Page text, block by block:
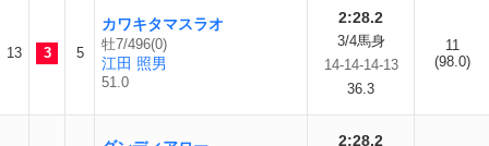
13 3 5
カワキタマスラオ
牡7/496(0)
江田 照男
51.0
2:28.2
3/4馬身
14-14-14-13
36.3
11
(98.0)
2:28.2